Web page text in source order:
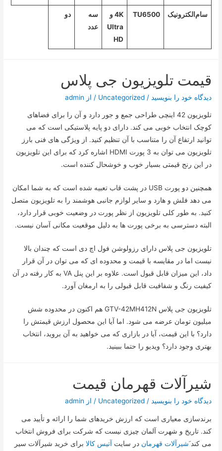
سام‌الکترونیک TU6500
4K و
Ultra
HD
سه
عدد
دو
قیمت تلویزیون جی پلاس
دیدگاه‌ خود را بنویسید /
Uncategorized / از admin
تلویزیون 42 اینچی طراحی جمع و جور دارد و آن را برای فضاهای
کوچک انتخاب خوبی می کند. دارای دو پایه پلاستیکی است که می
توانید ارتفاع آن را متناسب با آن تنظیم کنید. از ویژگی های فنی بارز
تلویزیون می توان به 3 پورت HDMI اشاره کرد که برای این تلویزیون
در این رنج قیمتی بسیار خوب و خوشحال کننده است.
همچنین دو پورت USB در پشت قاب تعبیه شده است که به شما امکان
می دهد فلش و هارد و سایر لوازم جانبی هوشمند را به تلویزیون متصل
کنید. به طور کلی تلویزیون از نظر پورت در وضعیت خوبی قرار دارد،
البته دسترسی به برخی پورت ها به دلیل موقعیت مکانی آسان نیست.
تلویزیون جی پلاس دارای رزولوشن فول اچ دی است که چندان بالا
نیست اما در مقایسه با قیمت و محدوده ای که می توان در آن قرار
داد، این میزان قابل قبول است. علاوه بر این پنل VA به کار رفته در آن
کیفیت رنگ و شفافیت قابل قبولی را به ارمغان آورد.
تلویزیون جی پلاس GTV-42MH412N هم اکنون در محدوده شش
میلیون تومان عرضه می شود. اما آیا این محصول ارزش قیمتش را
دارد؟ با این قیمت، آیا در بازاری که می خواهید به آن بروید، انتخاب
بهتری وجود دارد؟ ویدیو را حتما ببینید.
شیرآلات قهرمان قیمت
دیدگاه‌ خود را بنویسید /
Uncategorized / از admin
برندسازی معیاری است که ارزش خریدهای شما را ارائه و تأیید می
کند. تاریخ و شهرت آلمان چیزی نیست که شرکت برای فروش انتخاب
می کند َشیرآلات قهرمان در سایت آتیس کالا برای خرید شیرآلات سیر